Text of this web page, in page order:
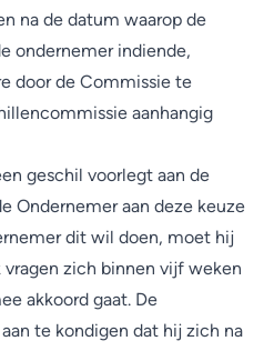
na de datum waarop de
ondernemer indiende,
door de Commissie te
aanhangig
geschil voorlegt aan de
Ondernemer aan deze keuze
dit wil doen, moet hij
zich binnen vijf weken
akkoord gaat. De
te kondigen dat hij zich na